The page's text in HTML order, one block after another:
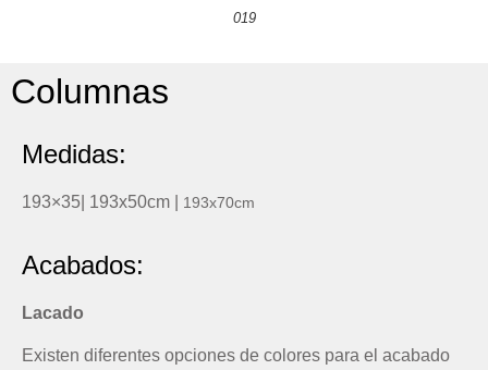
019
Columnas
Medidas:
193×35| 193x50cm | 193x70cm
Acabados:
Lacado
Existen diferentes opciones de colores para el acabado